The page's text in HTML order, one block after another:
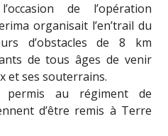
de l’opération
organisait l’en’trail du
d’obstacles de 8 km
de tous âges de venir
et ses souterrains.
permis au régiment de
d’être remis à Terre